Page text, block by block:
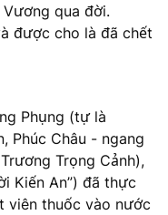
qua đời.
được cho là đã chết
Phụng (tự là
Phúc Châu - ngang
Trọng Cảnh),
Kiến An”) đã thực
viên thuốc vào nước